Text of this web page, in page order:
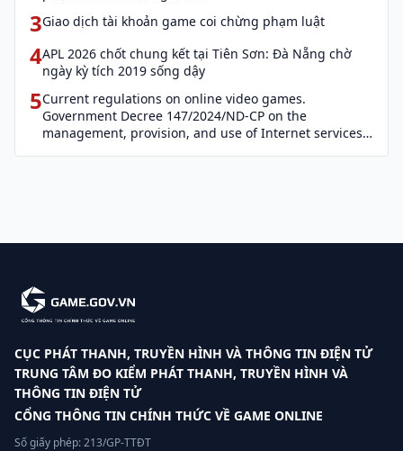
3Giao dịch tài khoản game coi chừng phạm luật
4APL 2026 chốt chung kết tại Tiên Sơn: Đà Nẵng chờ
ngày kỳ tích 2019 sống dậy
5Current regulations on online video games.
Government Decree 147/2024/ND-CP on the
management, provision, and use of Internet services
CỤC PHÁT THANH, TRUYỀN HÌNH VÀ THÔNG TIN ĐIỆN TỬ
TRUNG TÂM ĐO KIỂM PHÁT THANH, TRUYỀN HÌNH VÀ
THÔNG TIN ĐIỆN TỬ
CỔNG THÔNG TIN CHÍNH THỨC VỀ GAME ONLINE
Số giấy phép: 213/GP-TTĐT